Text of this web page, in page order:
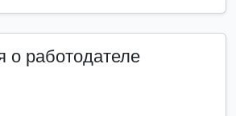
работодателе